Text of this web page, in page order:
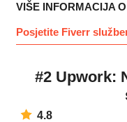
VIŠE INFORMACIJA
Posjetite Fiverr
#2 Upwork:
4.8